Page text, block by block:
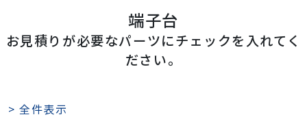
端子台
お見積りが必要なパーツにチェックを入れてく
ださい。
> 全件表示